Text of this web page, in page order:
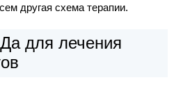
другая схема терапии.
для лечения